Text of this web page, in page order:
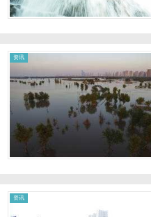
资讯
资讯